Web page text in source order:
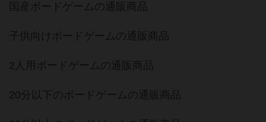
国産ボードゲームの通販商品
子供向けボードゲームの通販商品
2人用ボードゲームの通販商品
20分以下のボードゲームの通販商品